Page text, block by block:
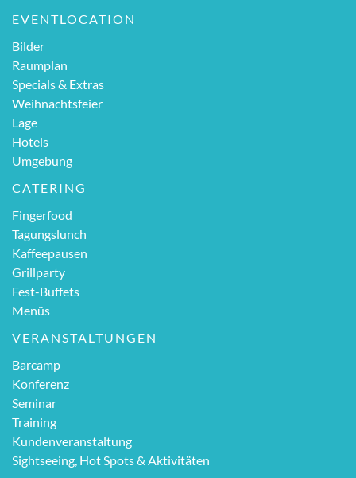
EVENTLOCATION
Bilder
Raumplan
Specials & Extras
Weihnachtsfeier
Lage
Hotels
Umgebung
CATERING
Fingerfood
Tagungslunch
Kaffeepausen
Grillparty
Fest-Buffets
Menüs
VERANSTALTUNGEN
Barcamp
Konferenz
Seminar
Training
Kundenveranstaltung
Sightseeing, Hot Spots & Aktivitäten